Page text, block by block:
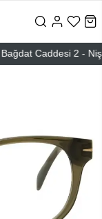
Caddesi 2 -